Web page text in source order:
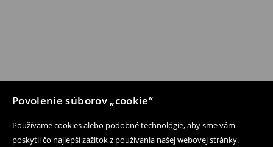
Povolenie súborov „cookie“
Používame cookies alebo podobné technológie, aby sme vám
poskytli čo najlepší zážitok z používania našej webovej stránky.